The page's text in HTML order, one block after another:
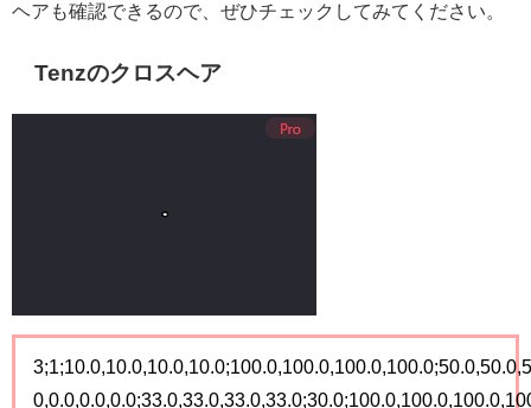
ヘアも確認できるので、ぜひチェックしてみてください。
Tenzのクロスヘア